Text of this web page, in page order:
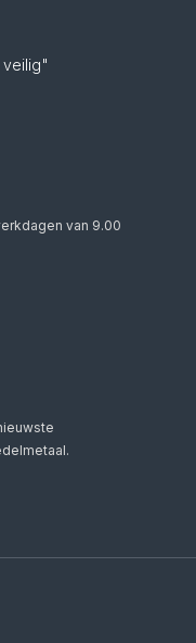
van 9.00